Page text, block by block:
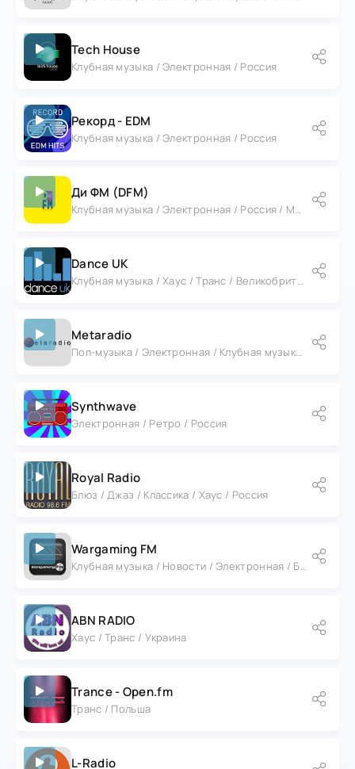
Tech House
Клубная музыка / Электронная / Россия
Рекорд - EDM
Клубная музыка / Электронная / Россия
Ди ФМ (DFM)
Dance UK
Metaradio
Synthwave
Электронная / Ретро / Россия
Royal Radio
Блюз / Джаз / Классика / Хаус / Россия
Wargaming FM
ABN RADIO
Хаус / Транс / Украина
Trance - Open.fm
Транс / Польша
L-Radio